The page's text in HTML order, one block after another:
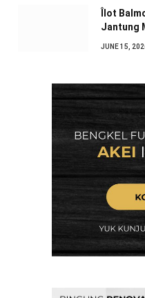
Îlot
Jantung
JUNE 15,